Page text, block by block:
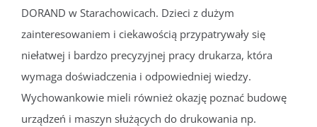
WYKUS
DORAND w Starachowicach. Dzieci z dużym
zainteresowaniem i ciekawością przypatrywały się
niełatwej i bardzo precyzyjnej pracy drukarza, która
wymaga doświadczenia i odpowiedniej wiedzy.
Wychowankowie mieli również okazję poznać budowę
urządzeń i maszyn służących do drukowania np.